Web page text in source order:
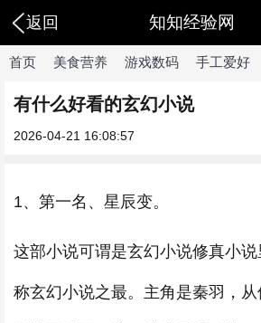
返回 知知经验网
首页 美食营养 游戏数码 手工爱好
有什么好看的玄幻小说
2026-04-21 16:08:57
1、第一名、星辰变。
这部小说可谓是玄幻小说修真小
称玄幻小说之最。主角是秦羽，